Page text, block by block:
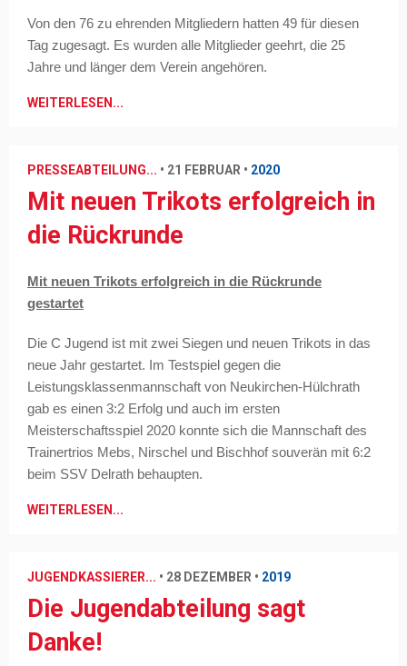
Von den 76 zu ehrenden Mitgliedern hatten 49 für diesen
Tag zugesagt. Es wurden alle Mitglieder geehrt, die 25
Jahre und länger dem Verein angehören.
WEITERLESEN...
PRESSEABTEILUNG... • 21 FEBRUAR • 2020
Mit neuen Trikots erfolgreich in
die Rückrunde
Mit neuen Trikots erfolgreich in die Rückrunde
gestartet
Die C Jugend ist mit zwei Siegen und neuen Trikots in das
neue Jahr gestartet. Im Testspiel gegen die
Leistungsklassenmannschaft von Neukirchen-Hülchrath
gab es einen 3:2 Erfolg und auch im ersten
Meisterschaftsspiel 2020 konnte sich die Mannschaft des
Trainertrios Mebs, Nirschel und Bischhof souverän mit 6:2
beim SSV Delrath behaupten.
WEITERLESEN...
JUGENDKASSIERER... • 28 DEZEMBER • 2019
Die Jugendabteilung sagt
Danke!